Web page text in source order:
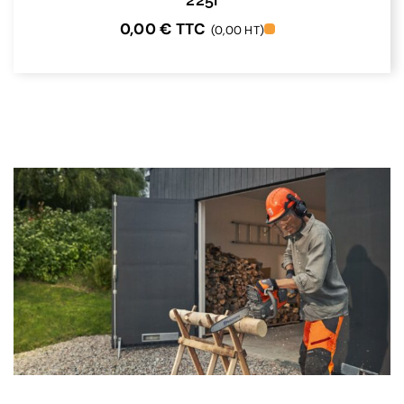
0,00€ TTC (0,00 HT)